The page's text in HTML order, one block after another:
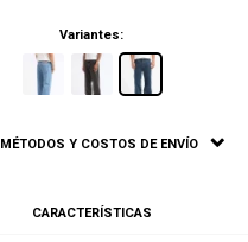
Variantes:
MÉTODOS Y COSTOS DE ENVÍO
CARACTERÍSTICAS